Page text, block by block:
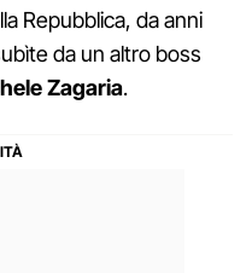
Repubblica, da anni
da un altro boss
Zagaria.